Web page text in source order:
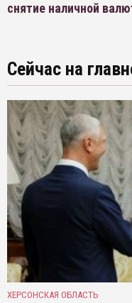
снятие наличной
Сейчас на
ХЕРСОНСКАЯ ОБЛАСТЬ